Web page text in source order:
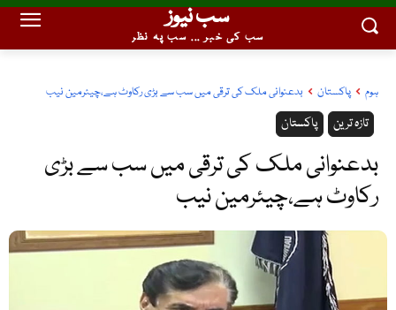
سب نیوز
سب کی خبر ... سب پہ نظر
ہوم پاکستان بدعنوانی ملک کی ترقی میں سب سے بڑی رکاوٹ ہے،چیئرمین نیب
پاکستان تازہ ترین
بدعنوانی ملک کی ترقی میں سب سے بڑی
رکاوٹ ہے،چیئرمین نیب